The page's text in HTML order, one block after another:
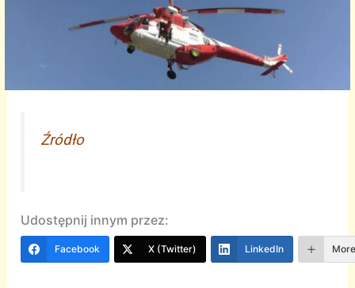
Źródło
Udostępnij innym przez:
Facebook X (Twitter) LinkedIn